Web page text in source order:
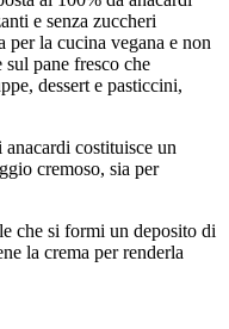
e senza zuccheri
per la cucina vegana e non
sul pane fresco che
dessert e pasticcini,
costituisce un
cremoso, sia per
che si formi un deposito di
la crema per renderla